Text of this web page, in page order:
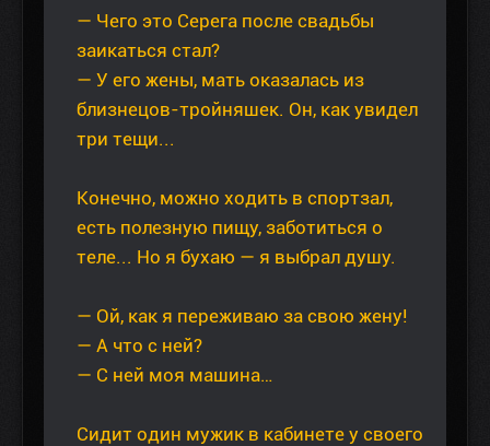
— Чего это Серега после свадьбы
заикаться стал?
— У его жены, мать оказалась из
близнецов-тройняшек. Он, как увидел
три тещи...
Конечно, можно ходить в спортзал,
есть полезную пищу, заботиться о
теле... Но я бухаю — я выбрал душу.
— Ой, как я переживаю за свою жену!
— А что с ней?
— С ней моя машина…
Сидит один мужик в кабинете у своего